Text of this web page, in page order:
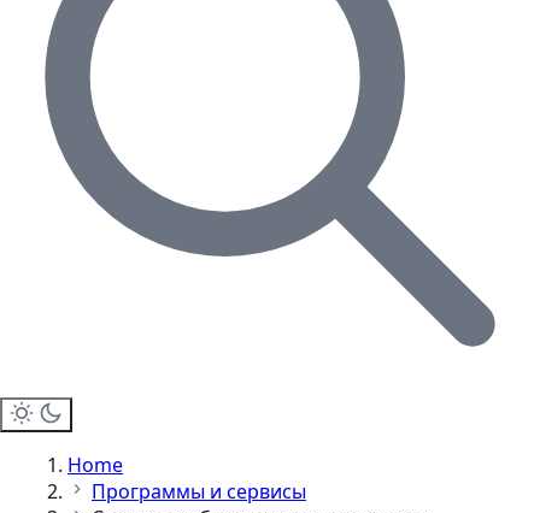
Home
Программы и сервисы